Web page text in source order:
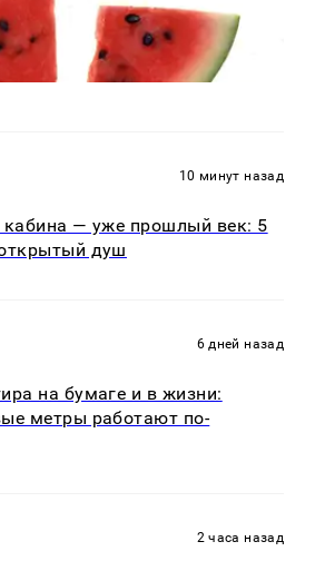
10 минут назад
— уже прошлый век: 5
душ
6 дней назад
на бумаге и в жизни:
метры работают по-
2 часа назад